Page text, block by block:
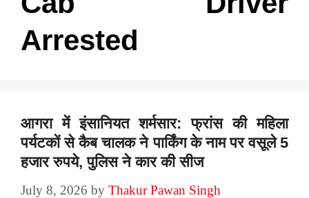
Arrested
आगरा में इंसानियत शर्मसार: फ्रांस की महिला
पर्यटकों से कैब चालक ने पार्किंग के नाम पर वसूले 5
हजार रुपये, पुलिस ने कार की सीज
July 8, 2026 by Thakur Pawan Singh